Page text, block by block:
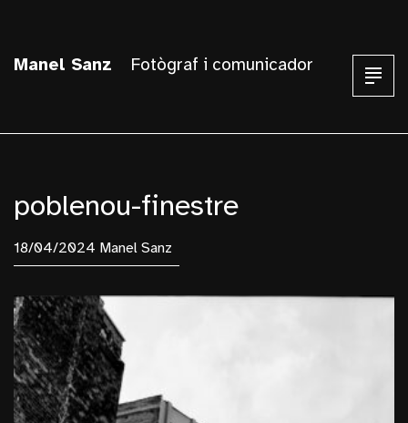
Manel Sanz Fotògraf i comunicador
poblenou-finestre
18/04/2024 Manel Sanz